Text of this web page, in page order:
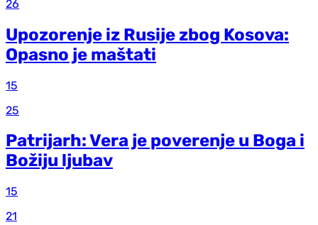
26
Upozorenje iz Rusije zbog Kosova:
Opasno je maštati
15
25
Patrijarh: Vera je poverenje u Boga i
Božiju ljubav
15
21